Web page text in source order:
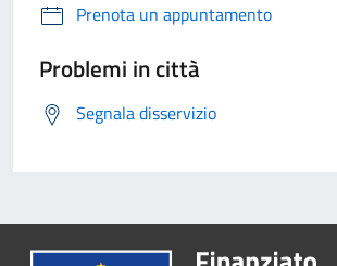
Prenota un appuntamento
Problemi in città
Segnala disservizio